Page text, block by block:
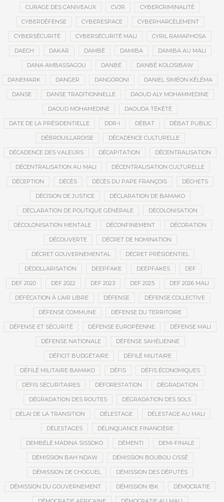
CURAGE DES CANIVEAUX CVJR CYBERCRIMINALITÉ
CYBERDÉFENSE CYBERESPACE CYBERHARCÈLEMENT
CYBERSÉCURITÉ CYBERSÉCURITÉ MALI CYRIL RAMAPHOSA
DAECH DAKAR DAMBÉ DAMIBA DAMIBA AU MALI
DANA AMBASSAGOU DANBÉ DANBÉ KOLOSIBAW
DANEMARK DANGER DANGORONI DANIEL SIMÉON KÉLÉMA
DANSE DANSE TRADITIONNELLE DAOUD ALY MOHAMMEDINE
DAOUD MOHAMEDINE DAOUDA TÉKÉTÉ
DATE DE LA PRÉSIDENTIELLE DDR-I DÉBAT DÉBAT PUBLIC
DÉBROUILLARDISE DÉCADENCE CULTURELLE
DÉCADENCE DES VALEURS DÉCAPITATION DÉCENTRALISATION
DÉCENTRALISATION AU MALI DÉCENTRALISATION CULTURELLE
DÉCEPTION DÉCÈS DÉCÈS DU PAPE FRANÇOIS DÉCHETS
DÉCISION DE JUSTICE DÉCLARATION DE BAMAKO
DÉCLARATION DE POLITIQUE GÉNÉRALE DÉCOLONISATION
DÉCOLONISATION MENTALE DÉCONFINEMENT DÉCORATION
DÉCOUVERTE DÉCRET DE NOMINATION
DÉCRET GOUVERNEMENTAL DÉCRET PRÉSIDENTIEL
DÉDOLLARISATION DEEPFAKE DEEPFAKES DEF
DEF 2020 DEF 2022 DEF 2023 DEF 2025 DEF 2026 MALI
DÉFÉCATION À L’AIR LIBRE DÉFENSE DÉFENSE COLLECTIVE
DÉFENSE COMMUNE DÉFENSE DU TERRITOIRE
DÉFENSE ET SÉCURITÉ DÉFENSE EUROPÉENNE DÉFENSE MALI
DÉFENSE NATIONALE DÉFENSE SAHÉLIENNE
DÉFICIT BUDGÉTAIRE DÉFILÉ MILITAIRE
DÉFILÉ MILITAIRE BAMAKO DÉFIS DÉFIS ÉCONOMIQUES
DÉFIS SÉCURITAIRES DÉFORESTATION DÉGRADATION
DÉGRADATION DES ROUTES DÉGRADATION DES SOLS
DÉLAI DE LA TRANSITION DÉLESTAGE DÉLESTAGE AU MALI
DÉLESTAGES DÉLINQUANCE FINANCIÈRE
DEMBÉLÉ MADINA SISSOKO DÉMENTI DEMI-FINALE
DÉMISSION BAH NDAW DÉMISSION BOUBOU CISSÉ
DÉMISSION DE CHOGUEL DÉMISSION DES DÉPUTÉS
DÉMISSION DU GOUVERNEMENT DÉMISSION IBK DÉMOCRATIE